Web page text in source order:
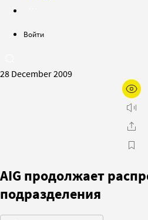
Войти
28 December 2009
AIG продолжает
подразделения